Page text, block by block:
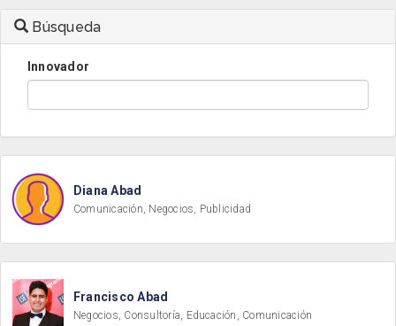
Búsqueda
Innovador
Diana Abad
Comunicación, Negocios, Publicidad
Francisco Abad
Negocios, Consultoría, Educación, Comunicación